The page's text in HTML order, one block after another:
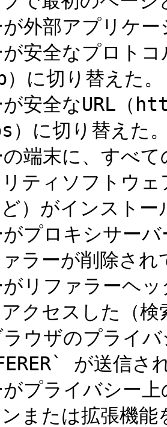
外部アプリケー
安全なプロト
に切り替えた。
安全なURL（
）に切り替えた
端末に、すべて
ティソフトウ
）がインスト
プロキシサーバ
ラーが削除され
リファラーヘ
クセスした（検
ウザのプライバ
が送信さ
プライバシー
または拡張機能